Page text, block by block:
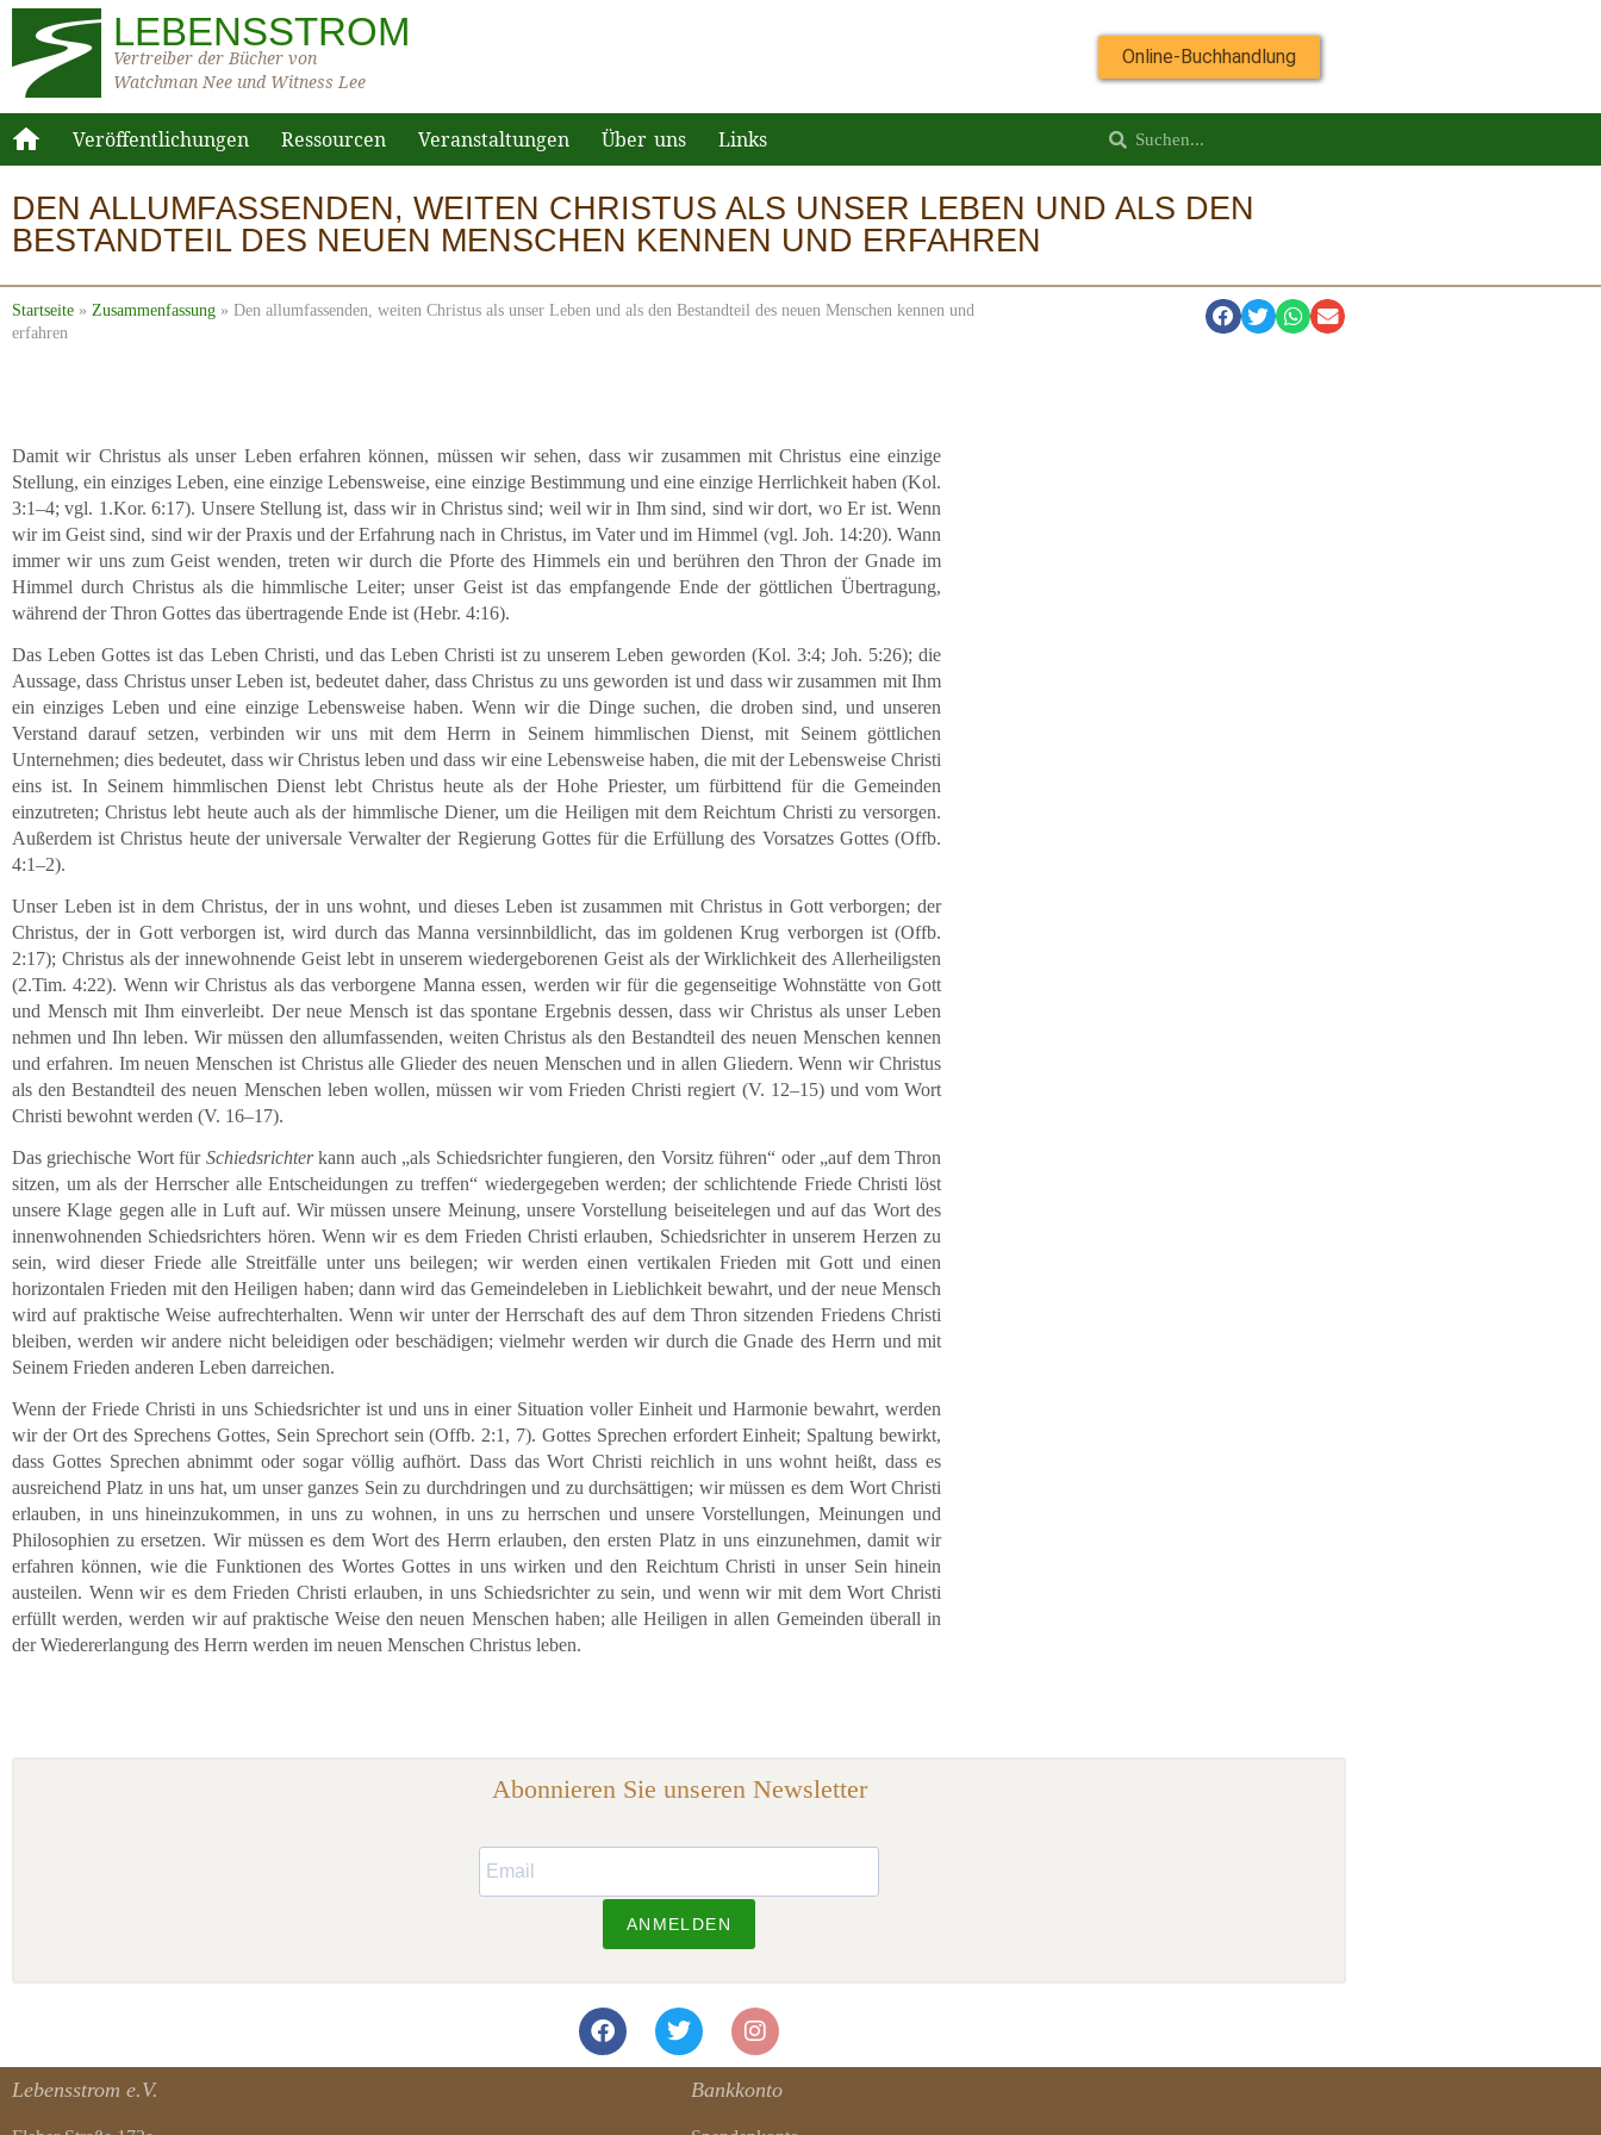
LEBENSSTROM
Vertreiber der Bücher von
Watchman Nee und Witness Lee
Online-Buchhandlung
Veröffentlichungen Ressourcen Veranstaltungen Über uns Links
DEN ALLUMFASSENDEN, WEITEN CHRISTUS ALS UNSER LEBEN UND ALS DEN
BESTANDTEIL DES NEUEN MENSCHEN KENNEN UND ERFAHREN
Startseite » Zusammenfassung » Den allumfassenden, weiten Christus als unser Leben und als den Bestandteil des neuen Menschen kennen und
erfahren
Damit wir Christus als unser Leben erfahren können, müssen wir sehen, dass wir zusammen mit Christus eine einzige
Stellung, ein einziges Leben, eine einzige Lebensweise, eine einzige Bestimmung und eine einzige Herrlichkeit haben (Kol.
3:1–4; vgl. 1.Kor. 6:17). Unsere Stellung ist, dass wir in Christus sind; weil wir in Ihm sind, sind wir dort, wo Er ist. Wenn
wir im Geist sind, sind wir der Praxis und der Erfahrung nach in Christus, im Vater und im Himmel (vgl. Joh. 14:20). Wann
immer wir uns zum Geist wenden, treten wir durch die Pforte des Himmels ein und berühren den Thron der Gnade im
Himmel durch Christus als die himmlische Leiter; unser Geist ist das empfangende Ende der göttlichen Übertragung,
während der Thron Gottes das übertragende Ende ist (Hebr. 4:16).
Das Leben Gottes ist das Leben Christi, und das Leben Christi ist zu unserem Leben geworden (Kol. 3:4; Joh. 5:26); die
Aussage, dass Christus unser Leben ist, bedeutet daher, dass Christus zu uns geworden ist und dass wir zusammen mit Ihm
ein einziges Leben und eine einzige Lebensweise haben. Wenn wir die Dinge suchen, die droben sind, und unseren
Verstand darauf setzen, verbinden wir uns mit dem Herrn in Seinem himmlischen Dienst, mit Seinem göttlichen
Unternehmen; dies bedeutet, dass wir Christus leben und dass wir eine Lebensweise haben, die mit der Lebensweise Christi
eins ist. In Seinem himmlischen Dienst lebt Christus heute als der Hohe Priester, um fürbittend für die Gemeinden
einzutreten; Christus lebt heute auch als der himmlische Diener, um die Heiligen mit dem Reichtum Christi zu versorgen.
Außerdem ist Christus heute der universale Verwalter der Regierung Gottes für die Erfüllung des Vorsatzes Gottes (Offb.
4:1–2).
Unser Leben ist in dem Christus, der in uns wohnt, und dieses Leben ist zusammen mit Christus in Gott verborgen; der
Christus, der in Gott verborgen ist, wird durch das Manna versinnbildlicht, das im goldenen Krug verborgen ist (Offb.
2:17); Christus als der innewohnende Geist lebt in unserem wiedergeborenen Geist als der Wirklichkeit des Allerheiligsten
(2.Tim. 4:22). Wenn wir Christus als das verborgene Manna essen, werden wir für die gegenseitige Wohnstätte von Gott
und Mensch mit Ihm einverleibt. Der neue Mensch ist das spontane Ergebnis dessen, dass wir Christus als unser Leben
nehmen und Ihn leben. Wir müssen den allumfassenden, weiten Christus als den Bestandteil des neuen Menschen kennen
und erfahren. Im neuen Menschen ist Christus alle Glieder des neuen Menschen und in allen Gliedern. Wenn wir Christus
als den Bestandteil des neuen Menschen leben wollen, müssen wir vom Frieden Christi regiert (V. 12–15) und vom Wort
Christi bewohnt werden (V. 16–17).
Das griechische Wort für Schiedsrichterkann auch „als Schiedsrichter fungieren, den Vorsitz führen“ oder „auf dem Thron
sitzen, um als der Herrscher alle Entscheidungen zu treffen“ wiedergegeben werden; der schlichtende Friede Christi löst
unsere Klage gegen alle in Luft auf. Wir müssen unsere Meinung, unsere Vorstellung beiseitelegen und auf das Wort des
innenwohnenden Schiedsrichters hören. Wenn wir es dem Frieden Christi erlauben, Schiedsrichter in unserem Herzen zu
sein, wird dieser Friede alle Streitfälle unter uns beilegen; wir werden einen vertikalen Frieden mit Gott und einen
horizontalen Frieden mit den Heiligen haben; dann wird das Gemeindeleben in Lieblichkeit bewahrt, und der neue Mensch
wird auf praktische Weise aufrechterhalten. Wenn wir unter der Herrschaft des auf dem Thron sitzenden Friedens Christi
bleiben, werden wir andere nicht beleidigen oder beschädigen; vielmehr werden wir durch die Gnade des Herrn und mit
Seinem Frieden anderen Leben darreichen.
Wenn der Friede Christi in uns Schiedsrichter ist und uns in einer Situation voller Einheit und Harmonie bewahrt, werden
wir der Ort des Sprechens Gottes, Sein Sprechort sein (Offb. 2:1, 7). Gottes Sprechen erfordert Einheit; Spaltung bewirkt,
dass Gottes Sprechen abnimmt oder sogar völlig aufhört. Dass das Wort Christi reichlich in uns wohnt heißt, dass es
ausreichend Platz in uns hat, um unser ganzes Sein zu durchdringen und zu durchsättigen; wir müssen es dem Wort Christi
erlauben, in uns hineinzukommen, in uns zu wohnen, in uns zu herrschen und unsere Vorstellungen, Meinungen und
Philosophien zu ersetzen. Wir müssen es dem Wort des Herrn erlauben, den ersten Platz in uns einzunehmen, damit wir
erfahren können, wie die Funktionen des Wortes Gottes in uns wirken und den Reichtum Christi in unser Sein hinein
austeilen. Wenn wir es dem Frieden Christi erlauben, in uns Schiedsrichter zu sein, und wenn wir mit dem Wort Christi
erfüllt werden, werden wir auf praktische Weise den neuen Menschen haben; alle Heiligen in allen Gemeinden überall in
der Wiedererlangung des Herrn werden im neuen Menschen Christus leben.
Abonnieren Sie unseren Newsletter
ANMELDEN
Lebensstrom e.V. Bankkonto